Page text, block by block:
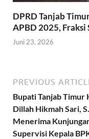
DPRD Tanjab
APBD 2025,
Juni 23, 2026
PREVIOUS
Bupati Tanjab Timur
Dillah Hikmah Sari,
Menerima
Supervisi Kepala